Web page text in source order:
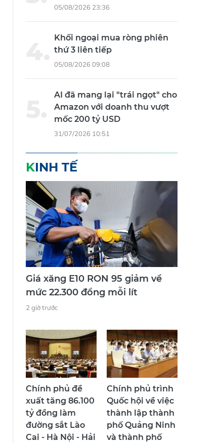
05/08/2026 23:36
Khối ngoại mua ròng phiên
thứ 3 liên tiếp
05/08/2026 09:08
AI đã mang lại "trái ngọt" cho
Amazon với doanh thu vượt
mốc 200 tỷ USD
31/07/2026 10:51
KINH TẾ
Giá xăng E10 RON 95 giảm về
mức 22.300 đồng mỗi lít
2 giờ trước
Chính phủ đề
xuất tăng 86.100
tỷ đồng làm
đường sắt Lào
Cai - Hà Nội - Hải
Chính phủ trình
Quốc hội về việc
thành lập thành
phố Quảng Ninh
và thành phố